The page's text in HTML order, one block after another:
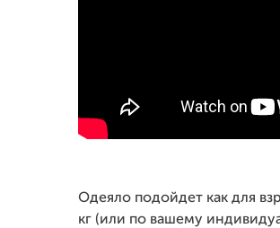
Одеяло подойдет как для
кг (или по вашему